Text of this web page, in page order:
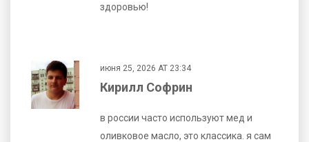
здоровью!
июня 25, 2026 AT 23:34
Кирилл Софрин
в россии часто используют мед и
оливковое масло, это классика. я сам